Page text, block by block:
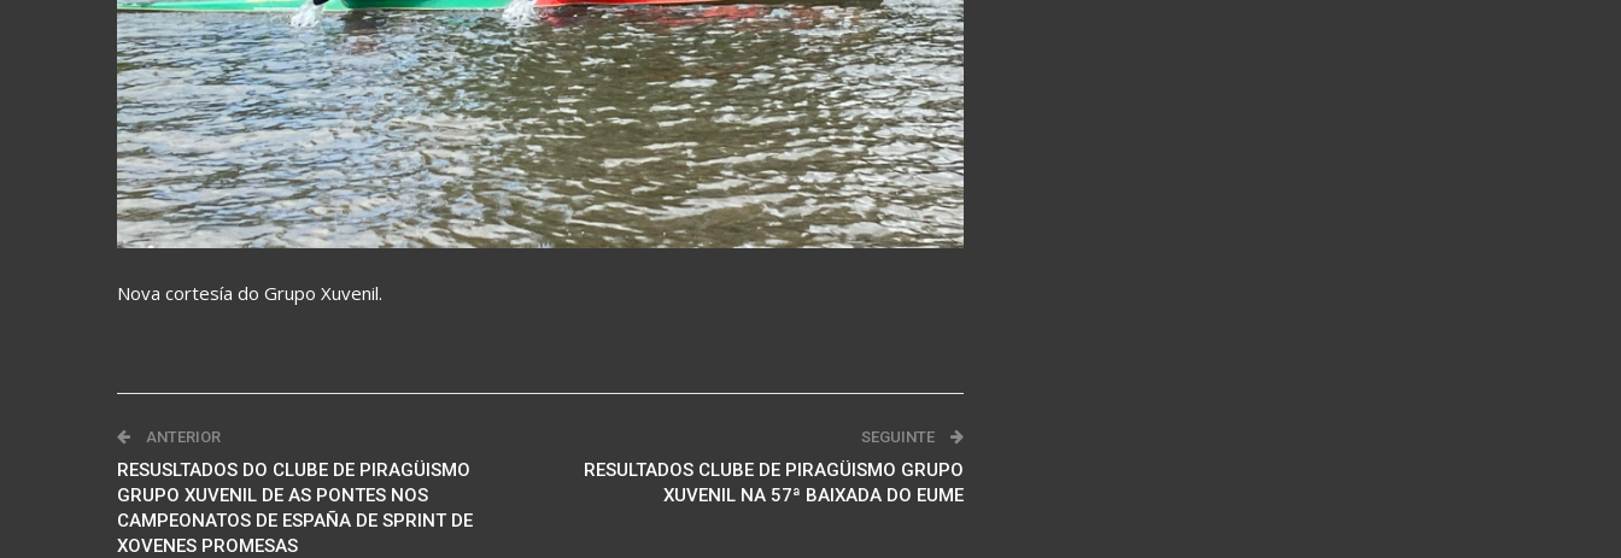
Nova cortesía do Grupo Xuvenil.
ANTERIOR
RESUSLTADOS DO CLUBE DE PIRAGÜISMO
GRUPO XUVENIL DE AS PONTES NOS
CAMPEONATOS DE ESPAÑA DE SPRINT DE
XOVENES PROMESAS
SEGUINTE
RESULTADOS CLUBE DE PIRAGÜISMO GRUPO
XUVENIL NA 57ª BAIXADA DO EUME